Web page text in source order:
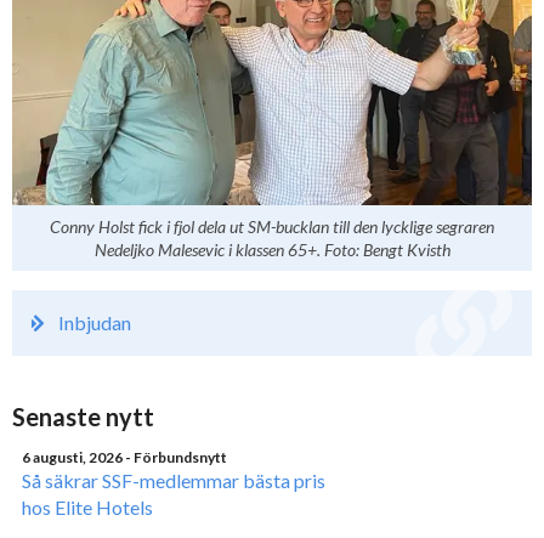
Conny Holst fick i fjol dela ut SM-bucklan till den lycklige segraren
Nedeljko Malesevic i klassen 65+. Foto: Bengt Kvisth
Inbjudan
Senaste nytt
6 augusti, 2026 - Förbundsnytt
Så säkrar SSF-medlemmar bästa pris
hos Elite Hotels